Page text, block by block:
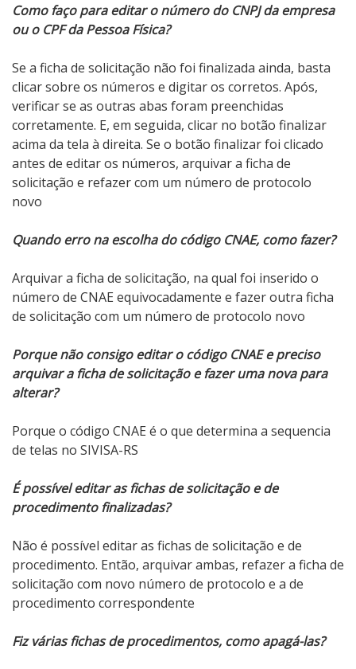
Como faço para editar o número do CNPJ da empresa
ou o CPF da Pessoa Física?
Se a ficha de solicitação não foi finalizada ainda, basta
clicar sobre os números e digitar os corretos. Após,
verificar se as outras abas foram preenchidas
corretamente. E, em seguida, clicar no botão finalizar
acima da tela à direita. Se o botão finalizar foi clicado
antes de editar os números, arquivar a ficha de
solicitação e refazer com um número de protocolo
novo
Quando erro na escolha do código CNAE, como fazer?
Arquivar a ficha de solicitação, na qual foi inserido o
número de CNAE equivocadamente e fazer outra ficha
de solicitação com um número de protocolo novo
Porque não consigo editar o código CNAE e preciso
arquivar a ficha de solicitação e fazer uma nova para
alterar?
Porque o código CNAE é o que determina a sequencia
de telas no SIVISA-RS
É possível editar as fichas de solicitação e de
procedimento finalizadas?
Não é possível editar as fichas de solicitação e de
procedimento. Então, arquivar ambas, refazer a ficha de
solicitação com novo número de protocolo e a de
procedimento correspondente
Fiz várias fichas de procedimentos, como apagá-las?